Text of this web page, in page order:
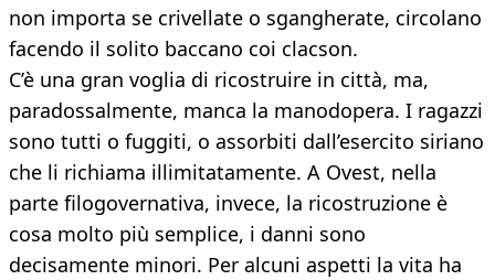
non importa se crivellate o sgangherate, circolano
facendo il solito baccano coi clacson.
C’è una gran voglia di ricostruire in città, ma,
paradossalmente, manca la manodopera. I ragazzi
sono tutti o fuggiti, o assorbiti dall’esercito siriano
che li richiama illimitatamente. A Ovest, nella
parte filogovernativa, invece, la ricostruzione è
cosa molto più semplice, i danni sono
decisamente minori. Per alcuni aspetti la vita ha